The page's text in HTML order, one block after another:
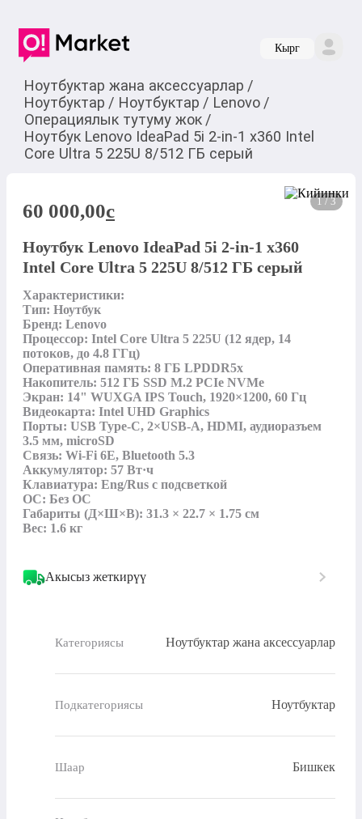
Кырг
Ноутбуктар жана аксессуарлар /
Ноутбуктар / Ноутбуктар / Lenovo /
Операциялык тутуму жок /
Ноутбук Lenovo IdeaPad 5i 2-in-1 x360 Intel
Core Ultra 5 225U 8/512 ГБ серый
1 / 3
60 000,00c
Ноутбук Lenovo IdeaPad 5i 2-in-1 x360
Intel Core Ultra 5 225U 8/512 ГБ серый
Характеристики:
Тип: Ноутбук
Бренд: Lenovo
Процессор: Intel Core Ultra 5 225U (12 ядер, 14
потоков, до 4.8 ГГц)
Оперативная память: 8 ГБ LPDDR5x
Накопитель: 512 ГБ SSD M.2 PCIe NVMe
Экран: 14" WUXGA IPS Touch, 1920×1200, 60 Гц
Видеокарта: Intel UHD Graphics
Порты: USB Type-C, 2×USB-A, HDMI, аудиоразъем
3.5 мм, microSD
Связь: Wi-Fi 6E, Bluetooth 5.3
Аккумулятор: 57 Вт·ч
Клавиатура: Eng/Rus с подсветкой
ОС: Без ОС
Габариты (Д×Ш×В): 31.3 × 22.7 × 1.75 см
Вес: 1.6 кг
Акысыз жеткирүү
Категориясы Ноутбуктар жана аксессуарлар
Подкатегориясы Ноутбуктар
Шаар Бишкек